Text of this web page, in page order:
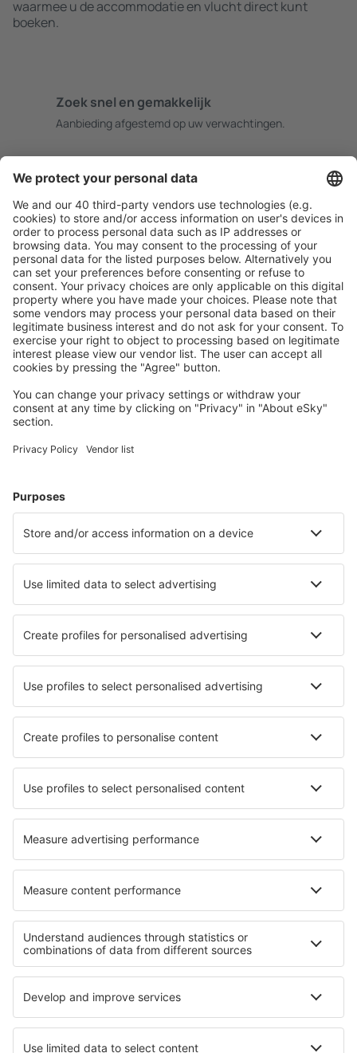
waarmee u de accommodatie en vlucht direct kunt
boeken.
Zoek snel en gemakkelijk
Aanbieding afgestemd op uw verwachtingen.
Plan veilig
Bespaar meer
Reisaanbiedingen en speciale aanbiedingen voor
geregistreerde gebruikers.
Accommodaties die u bevallen
Kies uit meer dan 1,3 miljoen accommodaties: hotels,
jeugdherbergen, appartementen en meer.
Meest gezochte hotels door eSky-gebruikers
Hotels in Griekenland - Populaire steden
Hotels in Rethimnon Hotels in Chania Hotels in Paros
Hotels in Patras Hotels in Nikiti
Beste hotels - steden
Hotels in Sant'Egidio alla Vibrata Hotels in Straffan
Hotels in Lammhult Hotels in Riverdale
Hotels in Seferihisar Hotels in Falkendorf
Hotels op Kreta Hotels op Zakynthos
Hotels in East Macedonia and Thrace Hotels in Warmia
Hotels in Mecklenburg Lake Plateau
Hotels in Italy - sun and beach
Hotels op Barbados